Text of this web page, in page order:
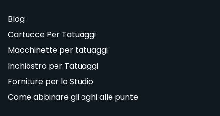
Blog
Cartucce Per Tatuaggi
Macchinette per tatuaggi
Inchiostro per Tatuaggi
Forniture per lo Studio
Come abbinare gli aghi alle punte